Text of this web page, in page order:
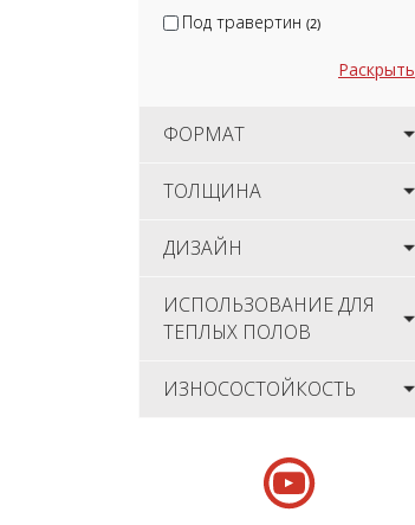
Под травертин (2)
Раскрыть
ФОРМАТ
ТОЛЩИНА
ДИЗАЙН
ИСПОЛЬЗОВАНИЕ ДЛЯ
ТЕПЛЫХ ПОЛОВ
ИЗНОСОСТОЙКОСТЬ